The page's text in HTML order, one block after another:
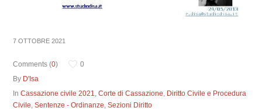
7 OTTOBRE 2021
Comments (0)
0
By D'Isa
InCassazione civile 2021,Corte di Cassazione, Diritto Civile e Procedura
Civile,Sentenze - Ordinanze,Sezioni Diritto